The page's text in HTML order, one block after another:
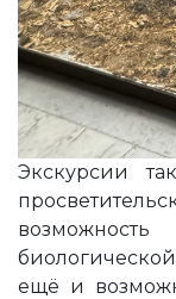
Экскурсии
ещё и